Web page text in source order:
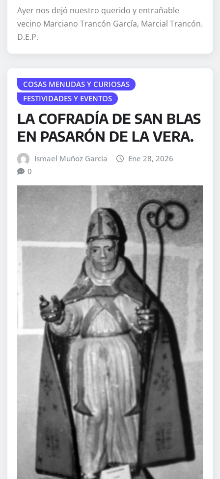
Ayer nos dejó nuestro querido y entrañable
vecino Marciano Trancón García, Marcial Trancón.
D.E.P.
COSAS MENUDAS Y CURIOSAS
FESTIVIDADES Y EVENTOS
LA COFRADÍA DE SAN BLAS
EN PASARÓN DE LA VERA.
Ismael Muñoz Garcia
Ene 28, 2026
0